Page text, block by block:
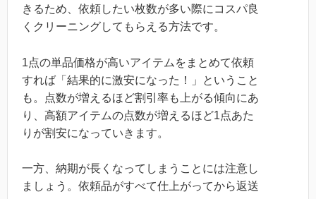
きるため、依頼したい枚数が多い際にコスパ良
くクリーニングしてもらえる方法です。
1点の単品価格が高いアイテムをまとめて依頼
すれば「結果的に激安になった！」ということ
も。点数が増えるほど割引率も上がる傾向にあ
り、高額アイテムの点数が増えるほど1点あた
りが割安になっていきます。
一方、納期が長くなってしまうことには注意し
ましょう。依頼品がすべて仕上がってから返送